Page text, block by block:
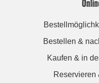
Bestellen &
Kaufen & in
Reservieren